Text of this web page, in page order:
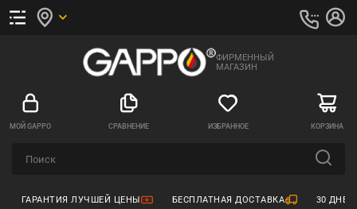
ФИРМЕННЫЙ
МАГАЗИН
МОЙ GAPPO СРАВНЕНИЕ ИЗБРАННОЕ КОРЗИНА
ГАРАНТИЯ ЛУЧШЕЙ ЦЕНЫ БЕСПЛАТНАЯ ДОСТАВКА 30